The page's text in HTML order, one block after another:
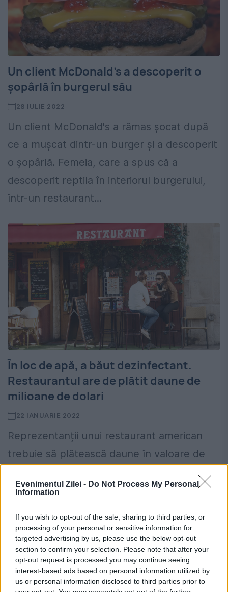
Evenimentul Zilei - Do Not Process My Personal
Information
If you wish to opt-out of the sale, sharing to third parties, or
processing of your personal or sensitive information for
targeted advertising by us, please use the below opt-out
section to confirm your selection. Please note that after your
opt-out request is processed you may continue seeing
interest-based ads based on personal information utilized by
us or personal information disclosed to third parties prior to
Un client McDonald's a descoperit o
șopârlă în burgerul său
28 IULIE 2022
Un client McDonald's a rămas șocat după
ce a mușcat dintr-un burger și a descoperit
o șopârlă. Femeia, care a spus că a
descoperit reptila în interiorul burgerului,
într-un restaurant...
În loc de apă, a băut dezinfectant.
Restaurantul are de plătit daune de
milioane de dolari
22 IANUARIE 2022
Reprezentanții unui restaurant american
trebuie să plătească daune în valoare de
leziuni grave pe termen lung, după ce a